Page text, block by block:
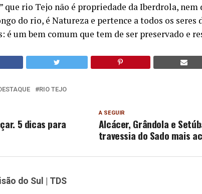
que rio Tejo não é propriedade da Iberdrola, nem
do rio, é Natureza e pertence a todos os seres
é um bem comum que tem de ser preservado e
RIO TEJO
A SEGUIR
Alcácer, Grândola e
travessia do Sado mais
5 dicas para
do Sul | TDS